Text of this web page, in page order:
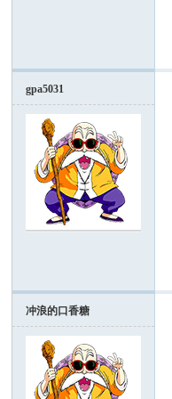
gpa5031
冲浪的口香糖